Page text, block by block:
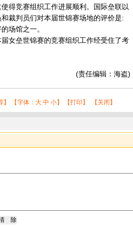
得竞赛组织工作进展顺利。国际垒联以
裁判员们对本届世锦赛场地的评价是:
场馆之一。
垒世锦赛的竞赛组织工作经受住了考
(责任编辑：海盗)
】 【字体： 大 中 小】 【打印 】 【 关闭 】